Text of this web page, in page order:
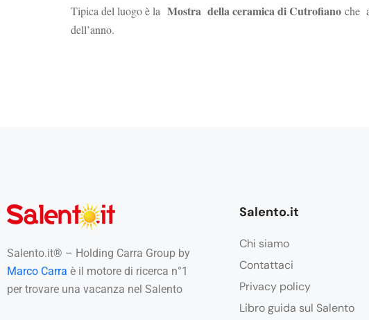
Tipica del luogo è la Mostra della ceramica di Cutrofiano che
dell’anno.
Salento.it® – Holding Carra Group by
Marco Carra è il motore di ricerca n°1
per trovare una vacanza nel Salento
Salento.it
Chi siamo
Contattaci
Privacy policy
Libro guida sul Salento